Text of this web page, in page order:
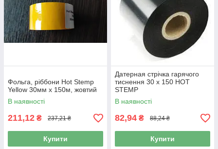
Фольга, ріббони Hot Stemp
Yellow 30мм x 150м, жовтий
В наявності
211,12 ₴ 237,21 ₴
Купити
Датерная стрічка гарячого
тиснення 30 х 150 HOT
STEMP
В наявності
82,94 ₴ 88,24 ₴
Купити